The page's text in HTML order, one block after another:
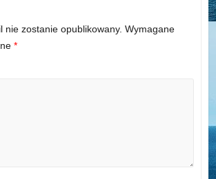
nie zostanie opublikowany. Wymagane
*